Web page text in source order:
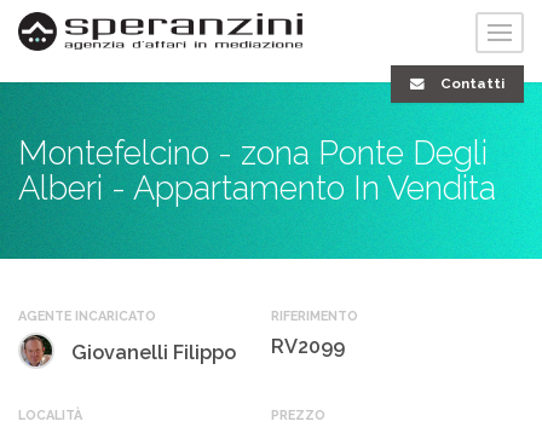
Contatti
Montefelcino - zona Ponte Degli
Alberi - Appartamento In Vendita
AGENTE INCARICATO
Giovanelli Filippo
RIFERIMENTO
RV2099
LOCALITÀ PREZZO